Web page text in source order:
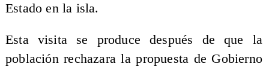
Estado en la isla.
Esta visita se produce después de que la
población rechazara la propuesta de Gobierno